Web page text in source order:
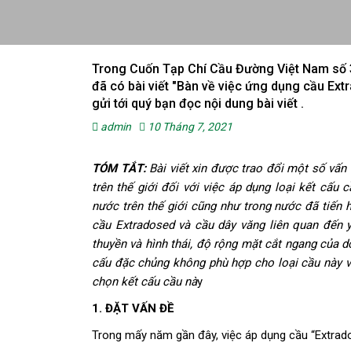
Trong Cuốn Tạp Chí Cầu Đường Việt Nam
đã có bài viết "Bàn về việc ứng dụng cầu
gửi tới quý bạn đọc nội dung bài viết .
admin 10 Tháng 7, 2021
TÓM TẮT:Bài viết xin được trao đổi một số vấn
trên thế giới đối với việc áp dụng loại kết cấu
nước trên thế giới cũng như trong nước đã tiến
cầu Extradosed và cầu dây văng liên quan
thuyền và hình thái, độ rộng mặt cắt ngang của
cấu đặc chủng không phù hợp cho loại cầu
chọn kết cấu cầu này
1. ĐẶT VẤN ĐỀ
Trong mấy năm gần đây, việc áp dụng cầu